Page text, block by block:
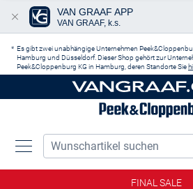
Es gibt zwei unabhängige Unternehmen
Hamburg und Düsseldorf. Dieser Shop gehört zur
Peek&Cloppenburg KG in Hamburg, deren Standorte Sie
FINAL SALE
VAN GRAAF APP
VAN GRAAF, k.s.